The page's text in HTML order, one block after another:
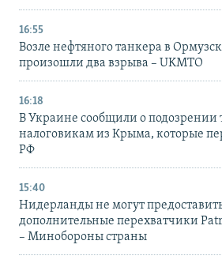
16:55
Возле нефтяного танкера в
произошли два взрыва – UKMTO
16:18
В Украине сообщили о
налоговикам из Крыма, которые
РФ
15:40
Нидерланды не могут
дополнительные перехватчики
– Минобороны страны